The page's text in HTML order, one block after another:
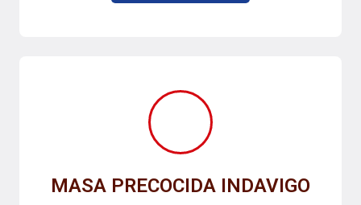
MASA PRECOCIDA INDAVIGO